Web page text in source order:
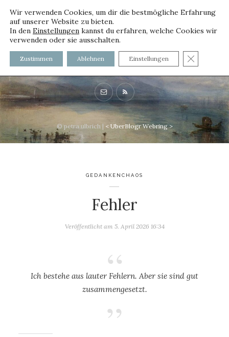
voller worte - mit und ohne
Innenfutter
© petra ulbrich | < UberBlogr Webring >
GEDANKENCHAOS
Fehler
Veröffentlicht am 5. April 2026 16:34
Ich bestehe aus lauter Fehlern. Aber sie sind gut
zusammengesetzt.
Wir verwenden Cookies, um dir die bestmögliche Erfahrung
auf unserer Website zu bieten.
In den Einstellungen kannst du erfahren, welche Cookies wir
verwenden oder sie ausschalten.
Zustimmen Ablehnen Einstellungen GDPR